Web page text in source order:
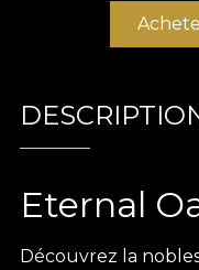
Eternal
Découvrez la